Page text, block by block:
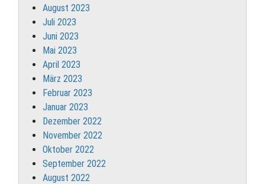
August 2023
Juli 2023
Juni 2023
Mai 2023
April 2023
März 2023
Februar 2023
Januar 2023
Dezember 2022
November 2022
Oktober 2022
September 2022
August 2022